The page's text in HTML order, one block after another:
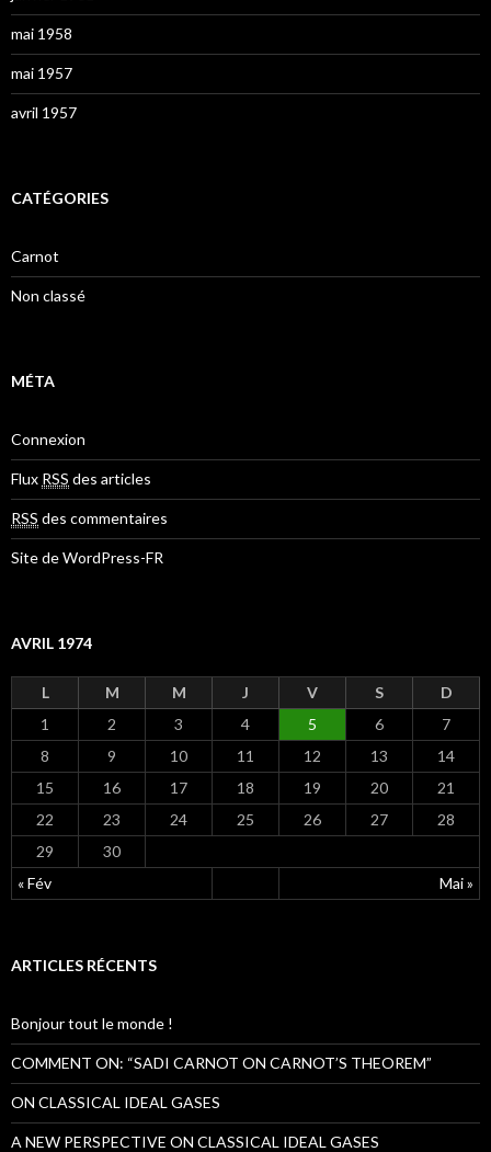
mai 1958
mai 1957
avril 1957
CATÉGORIES
Carnot
Non classé
MÉTA
Connexion
Flux RSS des articles
RSS des commentaires
Site de WordPress-FR
AVRIL 1974
L M M J V S D
« Fév Mai »
1 2 3 4 5 6
7
8
9 10 11 12 13
14
15
16 17 18 19 20
21
22
23 24 25 26 27
28
29
30
ARTICLES RÉCENTS
Bonjour tout le monde !
COMMENT ON: “SADI CARNOT ON CARNOT’S THEOREM”
ON CLASSICAL IDEAL GASES
A NEW PERSPECTIVE ON CLASSICAL IDEAL GASES